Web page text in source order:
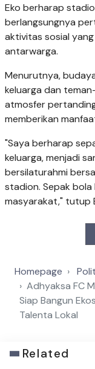
Eko berharap
berlangsungnya
aktivitas sosial
antarwarga.
Menurutnya,
keluarga dan
atmosfer
memberikan
"Saya berharap
keluarga, menjadi
bersilaturahmi
stadion. Sepak bola
masyarakat," tutup
Homepage
Adhyaksa FC
Siap Bangun
Talenta Lokal
Related